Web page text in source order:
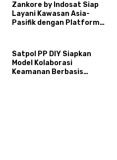
Zankore by Indosat Siap
Layani Kawasan Asia-
Pasifik dengan Platform
Satpol PP DIY Siapkan
Model Kolaborasi
Keamanan Berbasis